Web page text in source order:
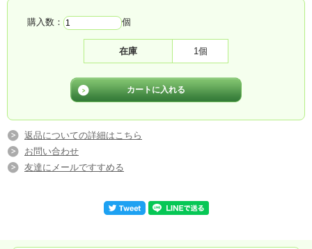
購入数： 個
在庫 1個
返品についての詳細はこちら
お問い合わせ
友達にメールですすめる